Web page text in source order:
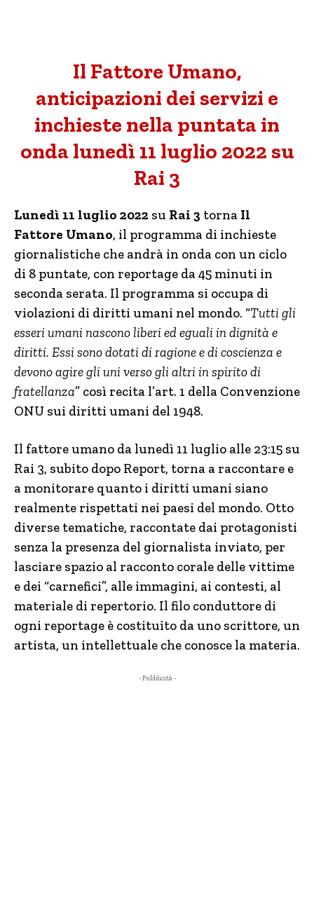
Il Fattore Umano,
anticipazioni dei servizi e
inchieste nella puntata in
onda lunedì 11 luglio 2022 su
Rai 3
Lunedì 11 luglio 2022 su Rai 3 torna Il
Fattore Umano, il programma di inchieste
giornalistiche che andrà in onda con un ciclo
di 8 puntate, con reportage da 45 minuti in
seconda serata. Il programma si occupa di
violazioni di diritti umani nel mondo. “Tutti gli
esseri umani nascono liberi ed eguali in dignità e
diritti. Essi sono dotati di ragione e di coscienza e
devono agire gli uni verso gli altri in spirito di
fratellanza” così recita l’art. 1 della Convenzione
ONU sui diritti umani del 1948.
Il fattore umano da lunedì 11 luglio alle 23:15 su
Rai 3, subito dopo Report, torna a raccontare e
a monitorare quanto i diritti umani siano
realmente rispettati nei paesi del mondo. Otto
diverse tematiche, raccontate dai protagonisti
senza la presenza del giornalista inviato, per
lasciare spazio al racconto corale delle vittime
e dei “carnefici”, alle immagini, ai contesti, al
materiale di repertorio. Il filo conduttore di
ogni reportage è costituito da uno scrittore, un
artista, un intellettuale che conosce la materia.
- Pubblicità -